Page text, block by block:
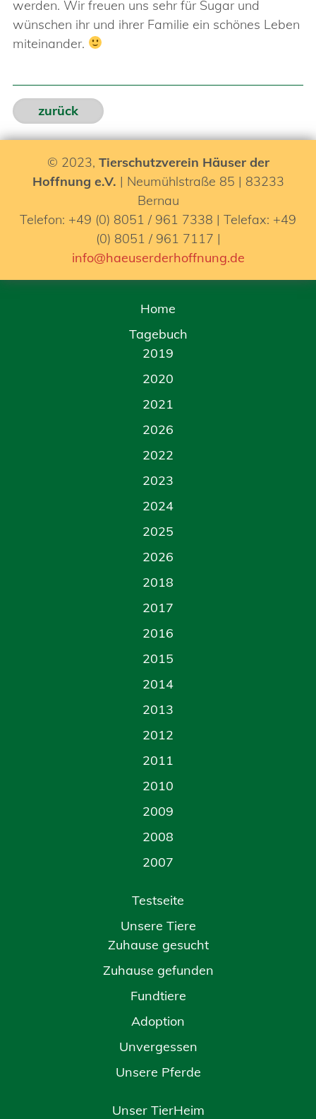
werden. Wir freuen uns sehr für Sugar und
wünschen ihr und ihrer Familie ein schönes Leben
miteinander.
zurück
© 2023, Tierschutzverein Häuser der
Hoffnung e.V. | Neumühlstraße 85 | 83233
Bernau
Telefon: +49 (0) 8051 / 961 7338 | Telefax: +49
(0) 8051 / 961 7117 |
info@haeuserderhoffnung.de
Home
Tagebuch
2019
2020
2021
2026
2022
2023
2024
2025
2026
2018
2017
2016
2015
2014
2013
2012
2011
2010
2009
2008
2007
Testseite
Unsere Tiere
Zuhause gesucht
Zuhause gefunden
Fundtiere
Adoption
Unvergessen
Unsere Pferde
Unser TierHeim